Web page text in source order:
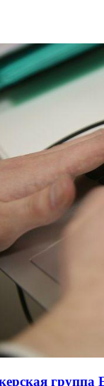
группа